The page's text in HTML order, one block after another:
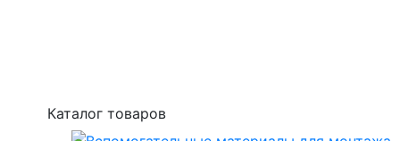
Каталог товаров